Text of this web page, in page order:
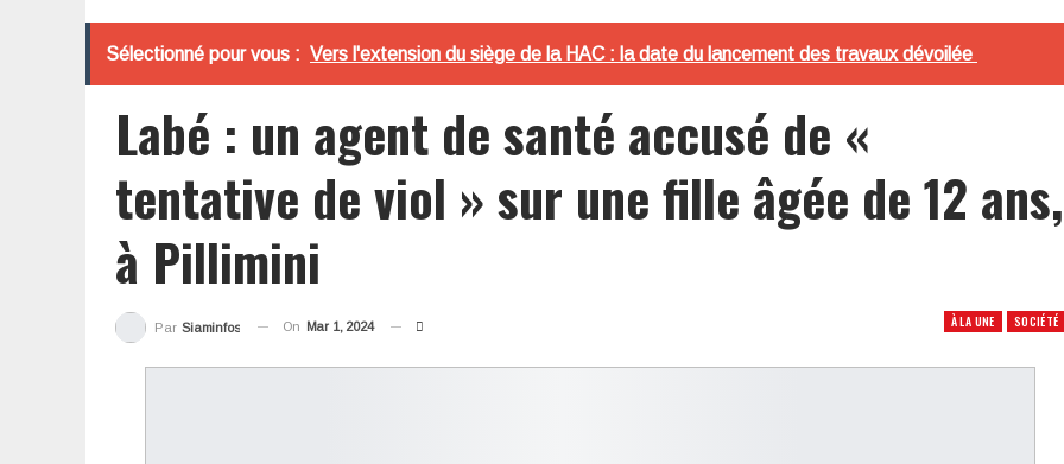
Sélectionné pour vous : Vers l'extension du siège de la HAC : la date du lancement des travaux dévoilée
Labé : un agent de santé accusé de «
tentative de viol » sur une fille âgée de 12 ans,
à Pillimini
À LA UNE SOCIÉTÉ
Par Siaminfos On Mar 1, 2024